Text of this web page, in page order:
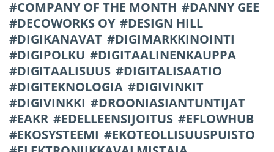
COMPANY OF THE MONTH
DANNY GEE
DECOWORKS OY
DESIGN HILL
DIGIKANAVAT
DIGIMARKKINOINTI
DIGIPOLKU
DIGITAALINENKAUPPA
DIGITAALISUUS
DIGITALISAATIO
DIGITEKNOLOGIA
DIGIVINKIT
DIGIVINKKI
DROONIASIANTUNTIJAT
EAKR
EDELLEENSIJOITUS
EFLOWHUB
EKOSYSTEEMI
EKOTEOLLISUUSPUISTO